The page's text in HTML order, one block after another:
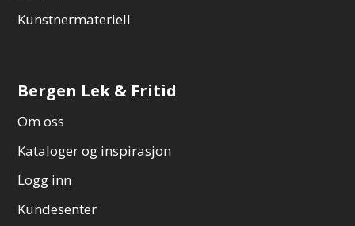
Kunstnermateriell
Bergen Lek & Fritid
Om oss
Kataloger og inspirasjon
Logg inn
Kundesenter